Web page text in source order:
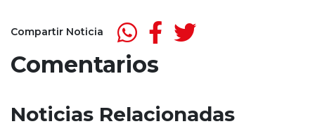
Compartir Noticia
Comentarios
Noticias Relacionadas